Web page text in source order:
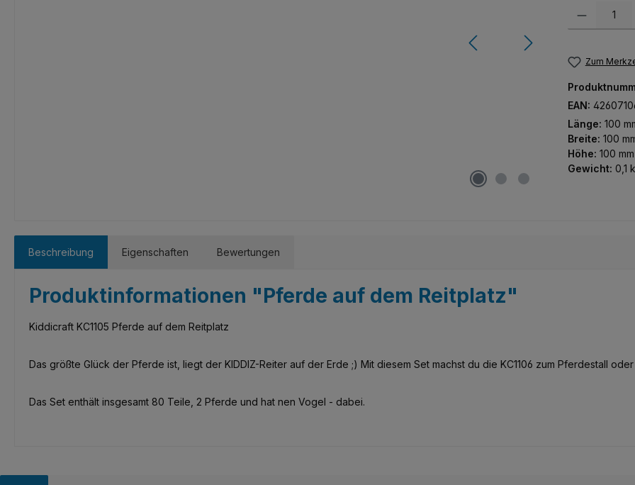
Produkt
Zum
EAN:
Länge: 100
Breite: 100
Höhe: 100 mm
Gewicht: 0,1
Beschreibung Eigenschaften Bewertungen
Produktinformationen "Pferde auf dem Reitplatz"
Kiddicraft KC1105 Pferde auf dem Reitplatz
Das größte Glück der Pferde ist, liegt der KIDDIZ-Reiter auf der Erde ;) Mit diesem Set machst du die KC1106 zum Pferdestall
Das Set enthält insgesamt 80 Teile, 2 Pferde und hat nen Vogel - dabei.